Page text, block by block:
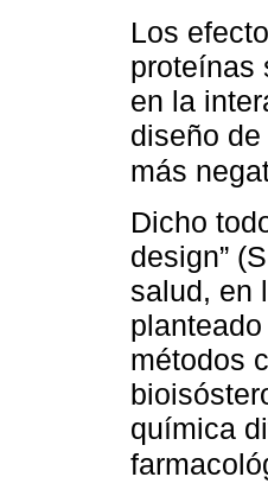
Los
proteínas
en la
diseño
más
Dicho
design”
salud, en
métodos
química